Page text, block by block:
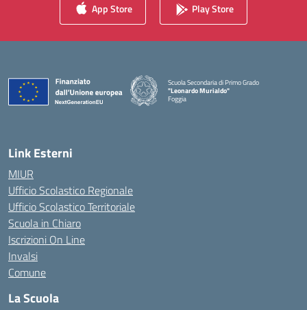
App Store Play Store
Scuola Secondaria di Primo Grado
"Leonardo Murialdo"
Foggia
— Visita la pagina iniziale della scuola
Link Esterni
MIUR
Ufficio Scolastico Regionale
Ufficio Scolastico Territoriale
Scuola in Chiaro
Iscrizioni On Line
Invalsi
Comune
La Scuola